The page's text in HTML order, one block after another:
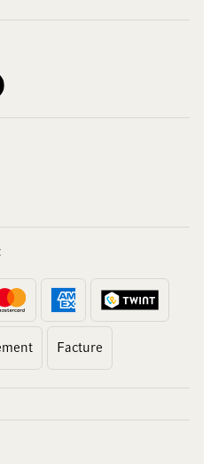
YouTube channel
Facture